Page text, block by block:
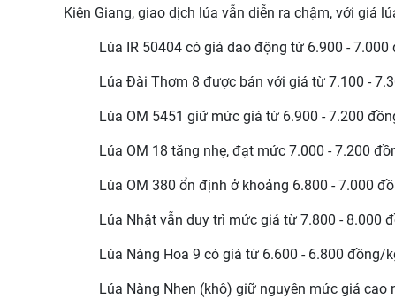
Kiên Giang, giao dịch lúa vẫn diễn ra chậm, với giá
Lúa IR 50404 có giá dao động từ 6.900 - 7.000
Lúa Đài Thơm 8 được bán với giá từ 7.100 -
Lúa OM 5451 giữ mức giá từ 6.900 - 7.200
Lúa OM 18 tăng nhẹ, đạt mức 7.000 - 7.200
Lúa OM 380 ổn định ở khoảng 6.800 - 7.000
Lúa Nhật vẫn duy trì mức giá từ 7.800 - 8.000
Lúa Nàng Hoa 9 có giá từ 6.600 - 6.800 đồng/
Lúa Nàng Nhen (khô) giữ nguyên mức giá